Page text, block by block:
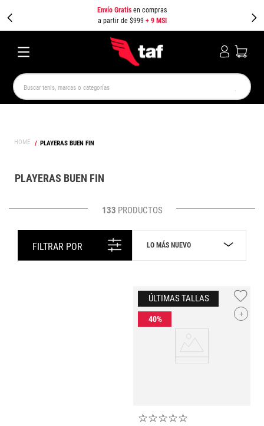
Envío Gratis en compras
a partir de $999 + 9 MSI
Buscar tenis, marcas o categorías
PLAYERAS BUEN FIN
PLAYERAS BUEN FIN
133 PRODUCTOS
FILTRAR POR LO MÁS NUEVO
+
☆☆☆☆☆